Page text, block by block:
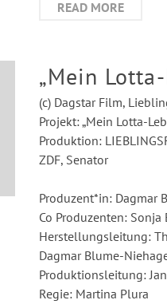
READ MORE
„Mein
(c) Dagstar Film,
Projekt: „Mein Lotta-
Produktion:
ZDF, Senator
Produzent*in: Dagmar
Co Produzenten: Sonja
Herstellungsleitung:
Dagmar Blume-
Produktionsleitung:
Regie: Martina Plura